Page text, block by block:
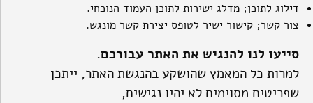
דילוג לתוכן; מדלג ישירות לתוכן העמוד הנוכחי.
צור קשר; קישור ישיר לטופס יצירת קשר מונגש.
סייעו לנו להנגיש את האתר עבורכם.
למרות כל המאמץ שהושקע בהנגשת האתר, ייתכן
שפריטים מסוימים לא יהיו נגישים,